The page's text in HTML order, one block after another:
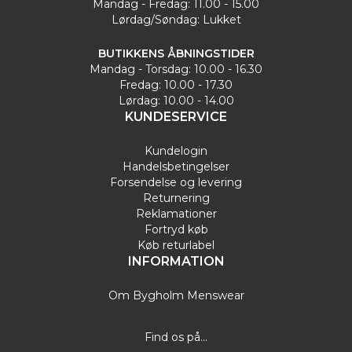
Mandag - Fredag: 11.00 - 15.00
Lørdag/Søndag: Lukket
BUTIKKENS ÅBNINGSTIDER
Mandag - Torsdag: 10.00 - 16.30
Fredag: 10.00 - 17.30
Lørdag: 10.00 - 14.00
KUNDESERVICE
Kundelogin
Handelsbetingelser
Forsendelse og levering
Returnering
Reklamationer
Fortryd køb
Køb returlabel
INFORMATION
Om Bygholm Menswear
Find os på...